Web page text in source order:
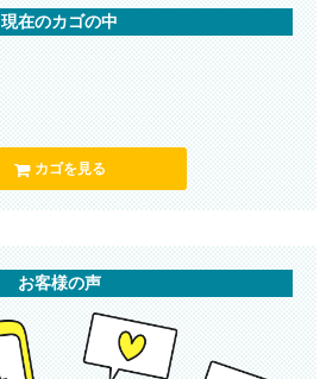
現在のカゴの中
カゴを見る
お客様の声